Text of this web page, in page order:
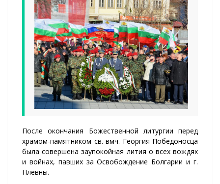
После окончания Божественной литургии перед
храмом-памятником св. вмч. Георгия Победоносца
была совершена заупокойная лития о всех вождях
и войнах, павших за Освобождение Болгарии и г.
Плевны.